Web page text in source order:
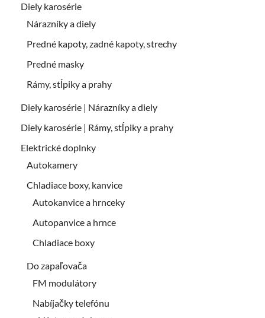
Diely karosérie
Nárazníky a diely
Predné kapoty, zadné kapoty, strechy
Predné masky
Rámy, stĺpiky a prahy
Diely karosérie | Nárazníky a diely
Diely karosérie | Rámy, stĺpiky a prahy
Elektrické doplnky
Autokamery
Chladiace boxy, kanvice
Autokanvice a hrnceky
Autopanvice a hrnce
Chladiace boxy
Do zapaľovača
FM modulátory
Nabíjačky telefónu